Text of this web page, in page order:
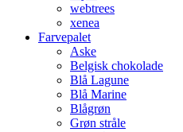
webtrees
xenea
Farvepalet
Aske
Belgisk chokolade
Blå Lagune
Blå Marine
Blågrøn
Grøn stråle